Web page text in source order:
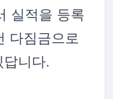
실적을 등록
다짐금으로
니다.